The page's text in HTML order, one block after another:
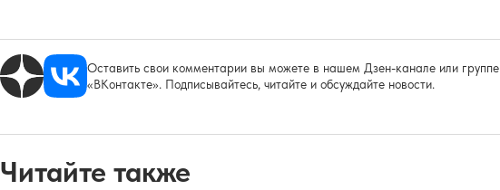
Оставить свои комментарии вы можете в нашем Дзен-канале или группе
«ВКонтакте». Подписывайтесь, читайте и обсуждайте новости.
Читайте также